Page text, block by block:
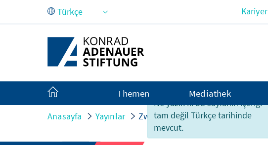
Skip to Main Content
Ne yazık ki bu sayfanın içeriği
tam değil Türkçe tarihinde
mevcut.
Kariyer
Themen Mediathek
Anasayfa Yayınlar Zwischen Handel und Werten: